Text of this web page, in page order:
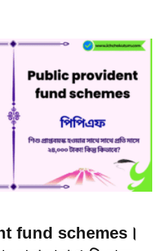
fund schemes।